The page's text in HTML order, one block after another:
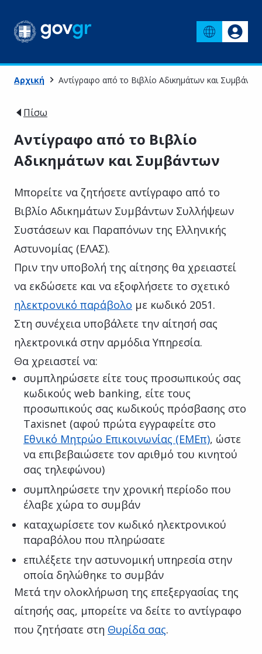
Αρχική Αντίγραφο από το Βιβλίο Αδικημάτων και
Πίσω
Αντίγραφο από το Βιβλίο
Αδικημάτων και Συμβάντων
Μπορείτε να ζητήσετε αντίγραφο από το
Βιβλίο Αδικημάτων Συμβάντων Συλλήψεων
Συστάσεων και Παραπόνων της Ελληνικής
Αστυνομίας (ΕΛΑΣ).
Πριν την υποβολή της αίτησης θα χρειαστεί
να εκδώσετε και να εξοφλήσετε το σχετικό
ηλεκτρονικό παράβολο με κωδικό 2051.
Στη συνέχεια υποβάλετε την αίτησή σας
ηλεκτρονικά στην αρμόδια Υπηρεσία.
Θα χρειαστεί να:
συμπληρώσετε είτε τους προσωπικούς σας
κωδικούς web banking, είτε τους
προσωπικούς σας κωδικούς πρόσβασης στο
Taxisnet (αφού πρώτα εγγραφείτε στο
Εθνικό Μητρώο Επικοινωνίας (ΕΜΕπ), ώστε
να επιβεβαιώσετε τον αριθμό του κινητού
σας τηλεφώνου)
συμπληρώσετε την χρονική περίοδο που
έλαβε χώρα το συμβάν
καταχωρίσετε τον κωδικό ηλεκτρονικού
παραβόλου που πληρώσατε
επιλέξετε την αστυνομική υπηρεσία στην
οποία δηλώθηκε το συμβάν
Μετά την ολοκλήρωση της επεξεργασίας της
αίτησής σας, μπορείτε να δείτε το αντίγραφο
που ζητήσατε στη Θυρίδα σας.